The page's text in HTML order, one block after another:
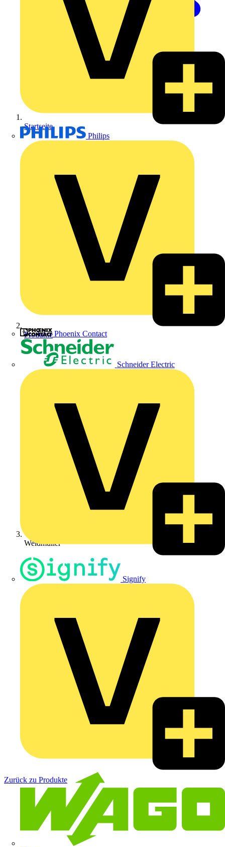
Philips
Phoenix Contact
Schneider Electric
Signify
Startseite
Produkte
Weidmüller
Zurück zu Produkte